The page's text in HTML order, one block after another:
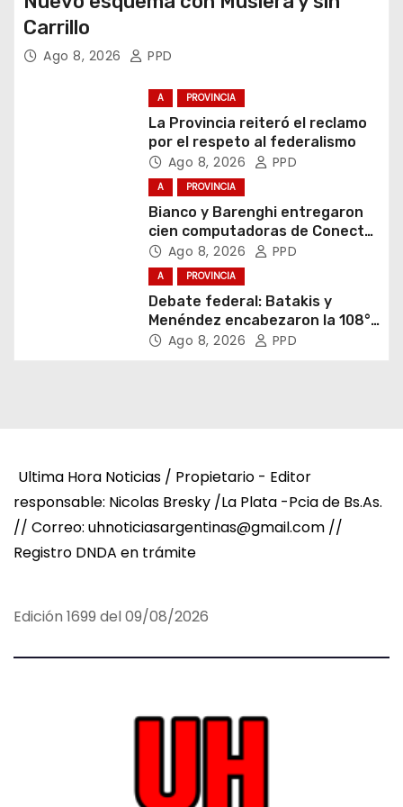
Carrillo
Ago 8, 2026 PPD
A PROVINCIA
La Provincia reiteró el reclamo
por el respeto al federalismo
Ago 8, 2026 PPD
A PROVINCIA
Bianco y Barenghi entregaron
cien computadoras de Conectar
Igualdad Bonaerense
Ago 8, 2026 PPD
A PROVINCIA
Debate federal: Batakis y
Menéndez encabezaron la 108°
Asamblea del CNV
Ago 8, 2026 PPD
Ultima Hora Noticias / Propietario - Editor
responsable: Nicolas Bresky /La Plata -Pcia de Bs.As.
// Correo: uhnoticiasargentinas@gmail.com //
Registro DNDA en trámite
Edición 1699 del 09/08/2026